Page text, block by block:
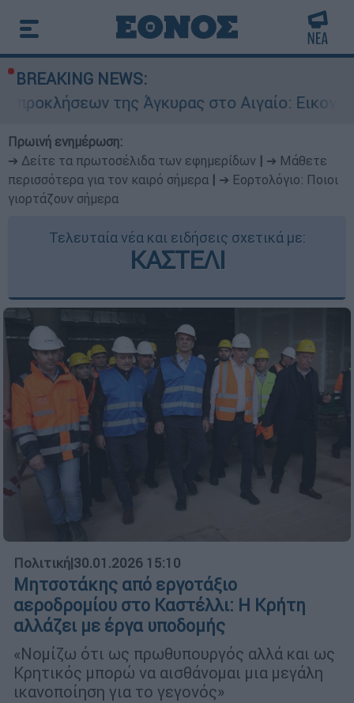
BREAKING NEWS:
Άγκυρας στο Αιγαίο: Εικονική αερομαχία
Πρωινή ενημέρωση:
➔ Δείτε τα πρωτοσέλιδα των εφημερίδων
➔ Μάθετε
περισσότερα για τον καιρό σήμερα
➔ Εορτολόγιο: Ποιοι
γιορτάζουν σήμερα
Τελευταία νέα και ειδήσεις σχετικά με:
ΚΑΣΤΕΛΙ
Πολιτική|30.01.2026 15:10
Μητσοτάκης από εργοτάξιο
αεροδρομίου στο Καστέλλι: Η Κρήτη
αλλάζει με έργα υποδομής
«Νομίζω ότι ως πρωθυπουργός αλλά και ως
Κρητικός μπορώ να αισθάνομαι μια μεγάλη
ικανοποίηση για το γεγονός»